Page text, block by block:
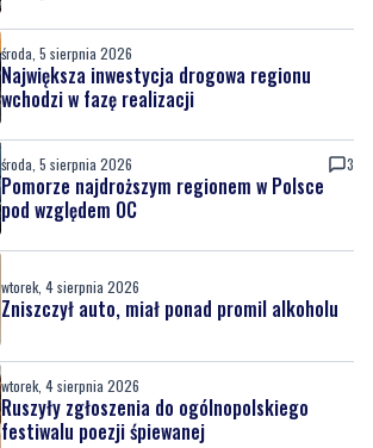
środa, 5 sierpnia 2026
Największa inwestycja drogowa regionu
wchodzi w fazę realizacji
środa, 5 sierpnia 2026 3
Pomorze najdroższym regionem w Polsce
pod względem OC
wtorek, 4 sierpnia 2026
Zniszczył auto, miał ponad promil alkoholu
wtorek, 4 sierpnia 2026
Ruszyły zgłoszenia do ogólnopolskiego
festiwalu poezji śpiewanej